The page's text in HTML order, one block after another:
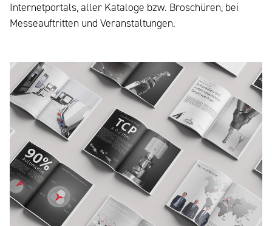
Internetportals, aller Kataloge bzw. Broschüren, bei
Messeauftritten und Veranstaltungen.